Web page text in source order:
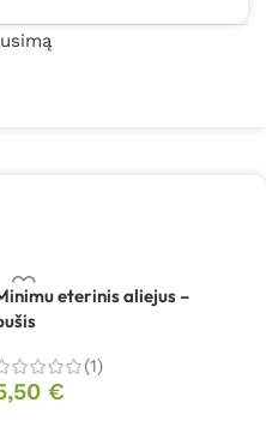
eterinis aliejus –
(1)
€